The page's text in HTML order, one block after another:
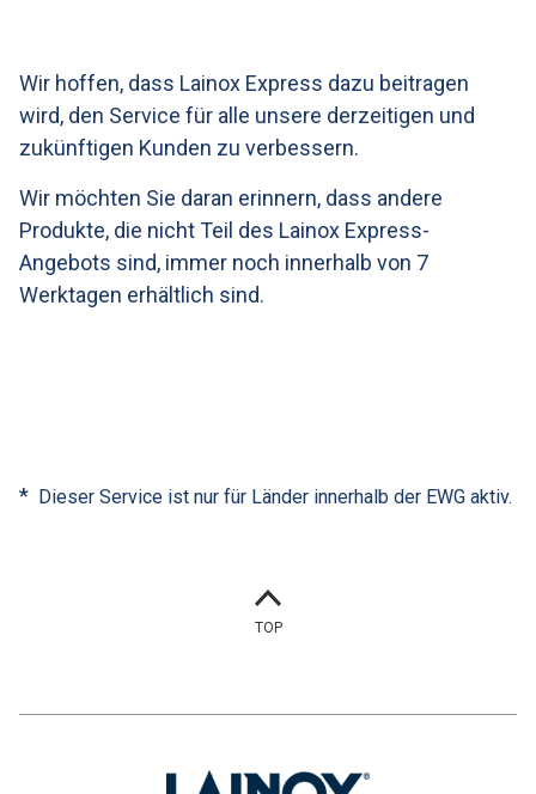
Wir hoffen, dass Lainox Express dazu beitragen
wird, den Service für alle unsere derzeitigen und
zukünftigen Kunden zu verbessern.
Wir möchten Sie daran erinnern, dass andere
Produkte, die nicht Teil des Lainox Express-
Angebots sind, immer noch innerhalb von 7
Werktagen erhältlich sind.
* Dieser Service ist nur für Länder innerhalb der EWG aktiv.
TOP